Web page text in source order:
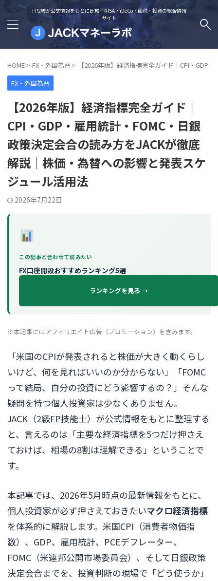
FP2級が公式情報をもとに比較｜NISA・iDeCo・節税・投資の総合情報
サイト
HOME > FX・外国為替 >
【2026年版】経済指標完全ガイド｜CPI・GDP
FX・外国為替
【2026年版】経済指標完全ガイド｜
CPI・GDP・雇用統計・FOMC・日銀
政策決定会合の読み方をJACKが徹底
解説｜株価・為替への影響と発表スケ
ジュール活用法
2026年7月22日
この記事と合わせて読みたい
FX口座開設おすすめランキング5選
ランキングを見る →
※本記事にはアフィリエイト広告（プロモーション）を含みます。
「米国のCPIが発表されると株価が大きく動くらし
いけど、何を見ればいいのか分からない」「FOMC
って結局、自分の投資にどう影響するの？」そんな
疑問を持つ個人投資家は少なくありません。
JACK（2級FP技能士）が公式情報をもとに整理する
と、言えるのは「主要な経済指標を5つだけ押さえ
ておけば、相場の8割は理解できる」ということで
す。
本記事では、2026年5月時点の最新情報をもとに、
個人投資家が必ず押さえておきたいマクロ経済指標
を体系的に解説します。米国CPI（消費者物価指
数）、GDP、雇用統計、PCEデフレーター、
FOMC（米連邦公開市場委員会）、そして日銀政策
決定会合までを、投資判断の現場で「どう使うか」